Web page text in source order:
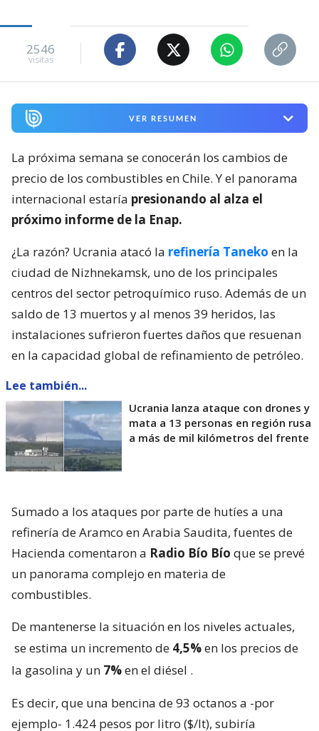
2546
visitas
VER RESUMEN
La próxima semana se conocerán los cambios de
precio de los combustibles en Chile. Y el panorama
internacional estaría presionando al alza el
próximo informe de la Enap.
¿La razón? Ucrania atacó la refinería Taneko en la
ciudad de Nizhnekamsk, uno de los principales
centros del sector petroquímico ruso. Además de un
saldo de 13 muertos y al menos 39 heridos, las
instalaciones sufrieron fuertes daños que resuenan
en la capacidad global de refinamiento de petróleo.
Lee también...
Ucrania lanza ataque con drones y
mata a 13 personas en región rusa
a más de mil kilómetros del frente
Sumado a los ataques por parte de hutíes a una
refinería de Aramco en Arabia Saudita, fuentes de
Hacienda comentaron a Radio Bío Bío que se prevé
un panorama complejo en materia de
combustibles.
De mantenerse la situación en los niveles actuales,
se estima un incremento de 4,5%en los precios de
la gasolina y un 7%en el diésel .
Es decir, que una bencina de 93 octanos a -por
ejemplo- 1.424 pesos por litro ($/lt), subiría